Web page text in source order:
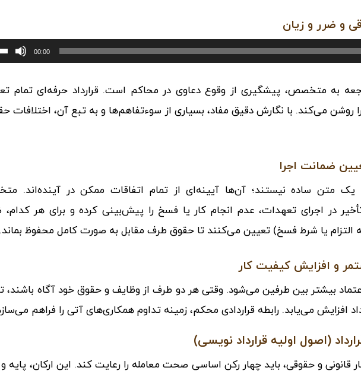
و ضرر و زیان
00:00
به متخصص، پیشگیری از وقوع دعاوی در محاکم است. قرارداد حرفه‌ای تمام
روشن می‌کند. با نگارش دقیق مفاد، بسیاری از سوءتفاهم‌ها و به تبع آن، اختلافات
ضمانت اجرا
یک متن ساده نیستند؛ آن‌ها آیینه‌ای از تمام اتفاقات ممکن در آینده‌اند.
در اجرای تعهدات، عدم انجام کار یا فسخ را پیش‌بینی کرده و برای هر
التزام یا شرط فسخ) تعیین می‌کنند تا حقوق طرف مقابل به صورت کامل محفوظ بماند.
و افزایش کیفیت کار
بیشتر بین طرفین می‌شود. وقتی هر دو طرف از وظایف و حقوق خود آگاه باشند،
افزایش می‌یابد. رابطه قراردادی محکم، زمینه تداوم همکاری‌های آتی را فراهم
(اصول اولیه قرارداد نویسی)
قانونی و حقوقی، باید چهار رکن اساسی صحت معامله را رعایت کند. این ارکان،